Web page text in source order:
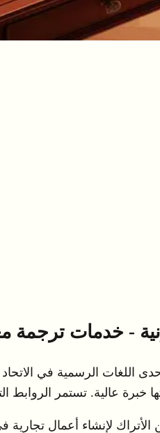
- خدمات ترجمة
خبرة عالية. تستمر الروابط
لإنشاء أعمال